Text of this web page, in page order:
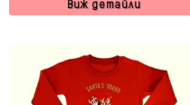
Виж детайли